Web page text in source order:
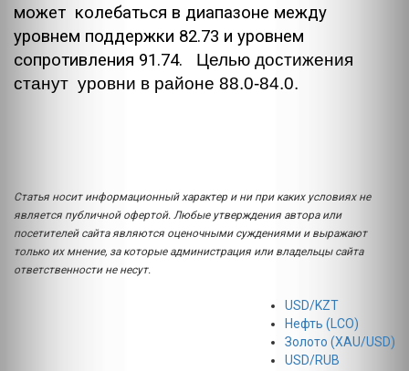
может колебаться в диапазоне между
уровнем поддержки 82.73 и уровнем
сопротивления 91.74. Целью достижения
станут уровни в районе 88.0-84.0.
Статья носит информационный характер и ни при каких условиях не
является публичной офертой. Любые утверждения автора или
посетителей сайта являются оценочными суждениями и выражают
только их мнение, за которые администрация или владельцы сайта
ответственности не несут.
USD/KZT
Нефть (LCO)
Золото (XAU/USD)
USD/RUB